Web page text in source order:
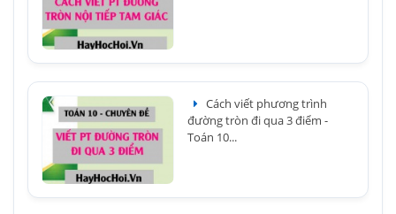
Cách viết phương trình
đường tròn đi qua 3 điểm -
Toán 10...